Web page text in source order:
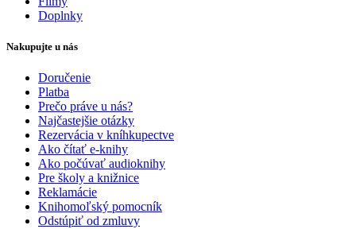
Doplnky
Nakupujte u nás
Doručenie
Platba
Prečo práve u nás?
Najčastejšie otázky
Rezervácia v kníhkupectve
Ako čítať e-knihy
Ako počúvať audioknihy
Pre školy a knižnice
Reklamácie
Knihomoľský pomocník
Odstúpiť od zmluvy